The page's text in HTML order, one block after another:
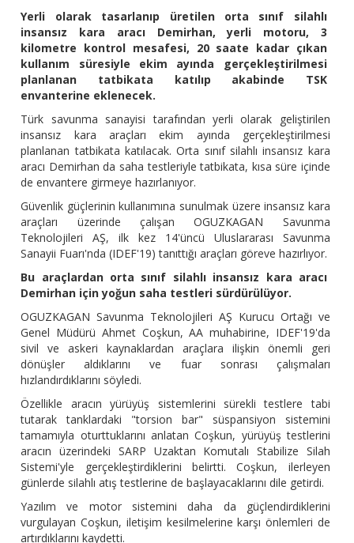
Yerli olarak tasarlanıp üretilen orta sınıf silahlı
insansız kara aracı Demirhan, yerli motoru, 3
kilometre kontrol mesafesi, 20 saate kadar çıkan
kullanım süresiyle ekim ayında gerçekleştirilmesi
planlanan tatbikata katılıp akabinde TSK
envanterine eklenecek.
Türk savunma sanayisi tarafından yerli olarak geliştirilen
insansız kara araçları ekim ayında gerçekleştirilmesi
planlanan tatbikata katılacak. Orta sınıf silahlı insansız kara
aracı Demirhan da saha testleriyle tatbikata, kısa süre içinde
de envantere girmeye hazırlanıyor.
Güvenlik güçlerinin kullanımına sunulmak üzere insansız kara
araçları üzerinde çalışan OGUZKAGAN Savunma
Teknolojileri AŞ, ilk kez 14'üncü Uluslararası Savunma
Sanayii Fuarı'nda (IDEF'19) tanıttığı araçları göreve hazırlıyor.
Bu araçlardan orta sınıf silahlı insansız kara aracı
Demirhan için yoğun saha testleri sürdürülüyor.
OGUZKAGAN Savunma Teknolojileri AŞ Kurucu Ortağı ve
Genel Müdürü Ahmet Coşkun, AA muhabirine, IDEF'19'da
sivil ve askeri kaynaklardan araçlara ilişkin önemli geri
dönüşler aldıklarını ve fuar sonrası çalışmaları
hızlandırdıklarını söyledi.
Özellikle aracın yürüyüş sistemlerini sürekli testlere tabi
tutarak tanklardaki "torsion bar" süspansiyon sistemini
tamamıyla oturttuklarını anlatan Coşkun, yürüyüş testlerini
aracın üzerindeki SARP Uzaktan Komutalı Stabilize Silah
Sistemi'yle gerçekleştirdiklerini belirtti. Coşkun, ilerleyen
günlerde silahlı atış testlerine de başlayacaklarını dile getirdi.
Yazılım ve motor sistemini daha da güçlendirdiklerini
vurgulayan Coşkun, iletişim kesilmelerine karşı önlemleri de
artırdıklarını kaydetti.